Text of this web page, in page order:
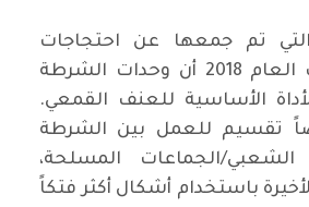
التي تم جمعها عن احتجاجات
البصرة في صيف العام 2018 أن وحدات الشرطة
الأساسية للعنف القمعي.
تقسيم للعمل بين الشرطة
الجماعات المسلحة،
باستخدام أشكال أكثر فتكاً